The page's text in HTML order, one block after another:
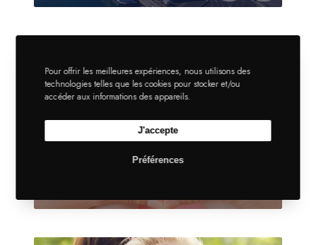
Pour offrir les meilleures expériences, nous utilisons des
technologies telles que les cookies pour stocker et/ou
accéder aux informations des appareils.
Préférences
J'accepte